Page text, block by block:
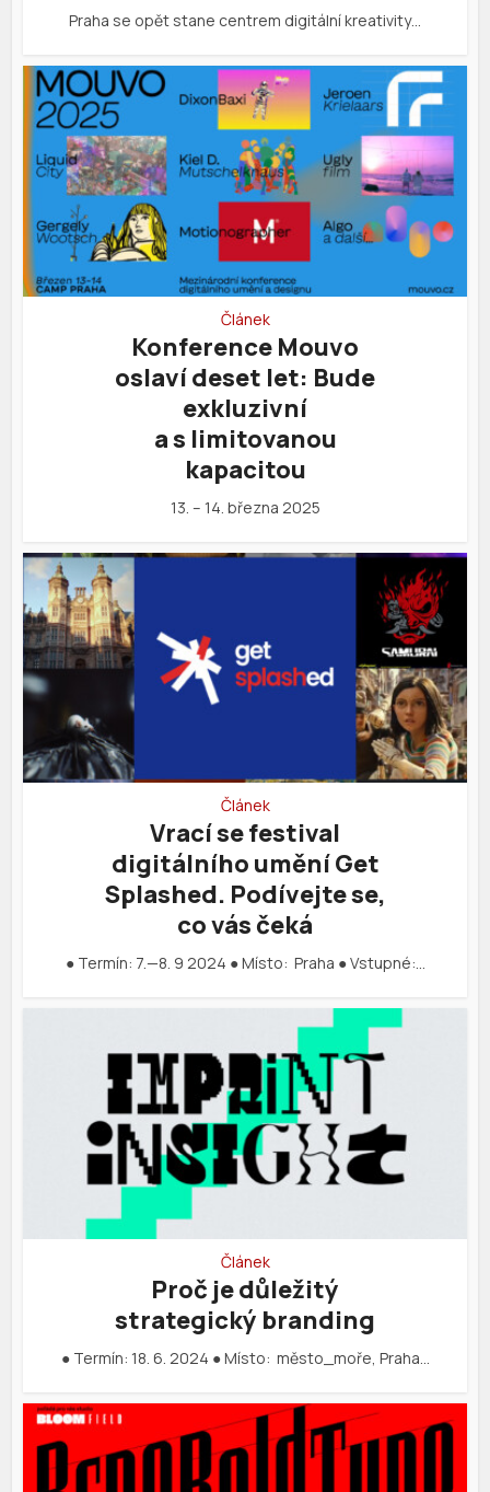
Praha se opět stane centrem digitální kreativity…
Článek
Konference Mouvo
oslaví deset let: Bude
exkluzivní
a s limitovanou
kapacitou
13. – 14. března 2025
Článek
Vrací se festival
digitálního umění Get
Splashed. Podívejte se,
co vás čeká
● Termín: 7.—8. 9 2024 ● Místo: Praha ● Vstupné:…
Článek
Proč je důležitý
strategický branding
● Termín: 18. 6. 2024 ● Místo: město_moře, Praha…